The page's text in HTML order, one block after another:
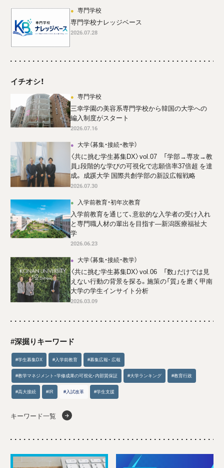
専門学校
専門学校ナレッジベース
2026.07.28
イチオシ！
専門学校
三幸学園の美容系専門学校から韓国の大学への
編入制度がスタート
2026.07.16
大学（募集・接続・教学）
〈共に挑む学生募集DX〉vol.07 「学部→専攻→教
員」段階的な学びの可視化で志願倍率37倍超 を達
成。 成蹊大学 国際共創学部の新設広報戦略
2026.07.30
入学前教育・初年次教育
入学前教育を通じて、意欲的な入学者の受け入れ
と専門職人材の輩出を目指す―新潟医療福祉大
学
2026.06.23
大学（募集・接続・教学）
〈共に挑む学生募集DX〉vol.06 「数」だけでは見
えない行動の背景を探る。施策の「質」を磨く甲南
大学の学生インサイト分析
2026.03.09
#深掘りキーワード
#学生募集DX #入学前教育 #募集広報・ 広報
#教学マネジメント・学修成果の可視化・内部質保証 #大学ランキング #教育行政
#高大接続 #IR #入試改革 #学生支援
キーワード一覧